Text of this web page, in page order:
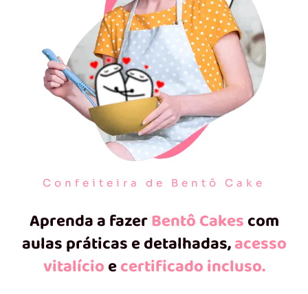
Confeiteira de Bentô Cake
Aprenda a fazerBentô Cakescom
aulas práticas e detalhadas,acesso
vitalícioecertificado incluso.